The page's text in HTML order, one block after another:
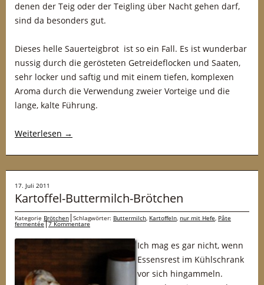
denen der Teig oder der Teigling über Nacht gehen darf,
sind da besonders gut.
Dieses helle Sauerteigbrot ist so ein Fall. Es ist wunderbar
nussig durch die gerösteten Getreideflocken und Saaten,
sehr locker und saftig und mit einem tiefen, komplexen
Aroma durch die Verwendung zweier Vorteige und die
lange, kalte Führung.
Weiterlesen →
17. Juli 2011
Kartoffel-Buttermilch-Brötchen
Kategorie Brötchen Schlagwörter: Buttermilch, Kartoffeln, nur mit Hefe, Pâte
fermentée 7 Kommentare
Ich mag es gar nicht, wenn
Essensrest im Kühlschrank
vor sich hingammeln.